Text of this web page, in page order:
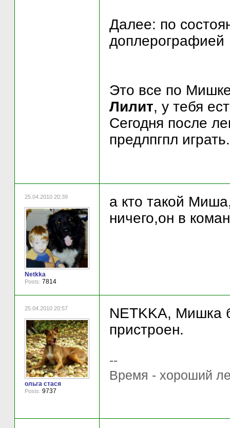
Далее: по
доплерографией
Это все по
Лилит, у тебя
Сегодня после
предлпгпл
25.04.2010 20:39
Netkka
Posts: 7814
а кто такой
ничего,он в
25.04.2010 20:57
ольга стася
Posts: 9737
NETKKA, Мишка
пристроен.
--
Время - хороший